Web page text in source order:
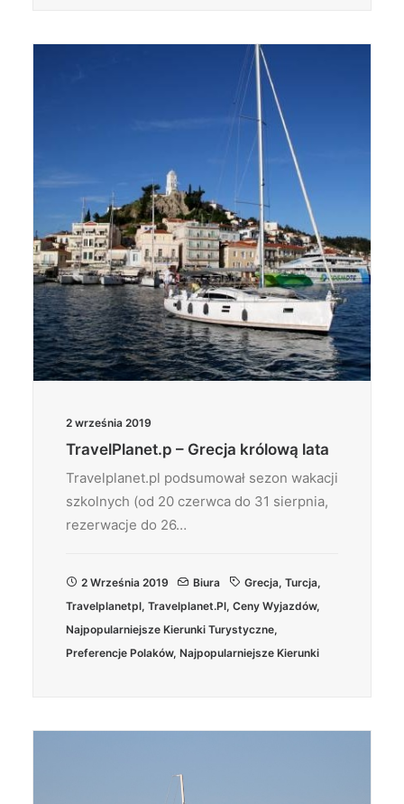
2 września 2019
TravelPlanet.p – Grecja królową lata
Travelplanet.pl podsumował sezon wakacji
szkolnych (od 20 czerwca do 31 sierpnia,
rezerwacje do 26…
2 Września 2019 Biura Grecja, Turcja,
Travelplanetpl, Travelplanet.pl, Ceny Wyjazdów,
Najpopularniejsze Kierunki Turystyczne,
Preferencje Polaków, Najpopularniejsze Kierunki